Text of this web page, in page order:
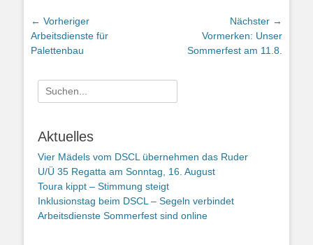
Beitragsnavigation
← Vorheriger
Vorheriger
Beitrag:
Arbeitsdienste für
Palettenbau
Nächster →
Beitrag:
Vormerken: Unser
Sommerfest am 11.8.
Suchen
nach:
Aktuelles
Vier Mädels vom DSCL übernehmen das Ruder
U/Ü 35 Regatta am Sonntag, 16. August
Toura kippt – Stimmung steigt
Inklusionstag beim DSCL – Segeln verbindet
Arbeitsdienste Sommerfest sind online